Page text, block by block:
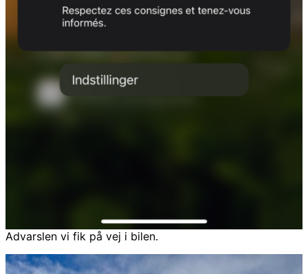
Advarslen vi fik på vej i bilen.